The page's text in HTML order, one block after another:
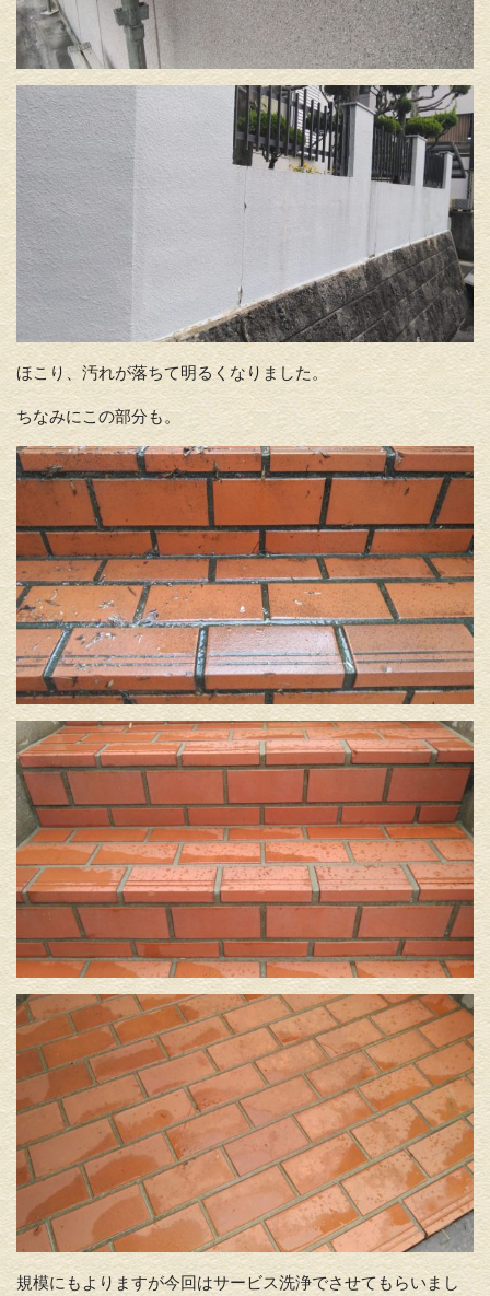
ほこり、汚れが落ちて明るくなりました。
ちなみにこの部分も。
規模にもよりますが今回はサービス洗浄でさせてもらいまし